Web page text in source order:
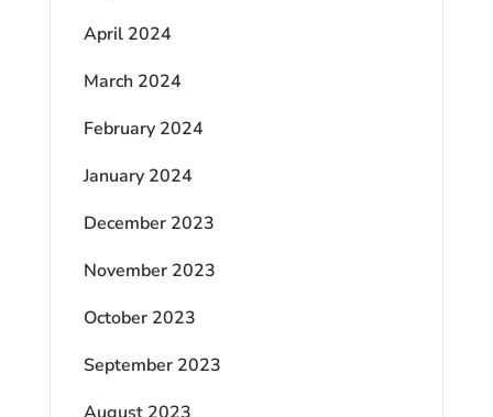
April 2024
March 2024
February 2024
January 2024
December 2023
November 2023
October 2023
September 2023